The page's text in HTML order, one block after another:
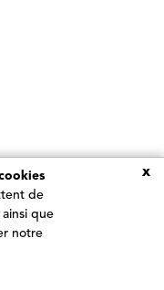
x
de
que
notre